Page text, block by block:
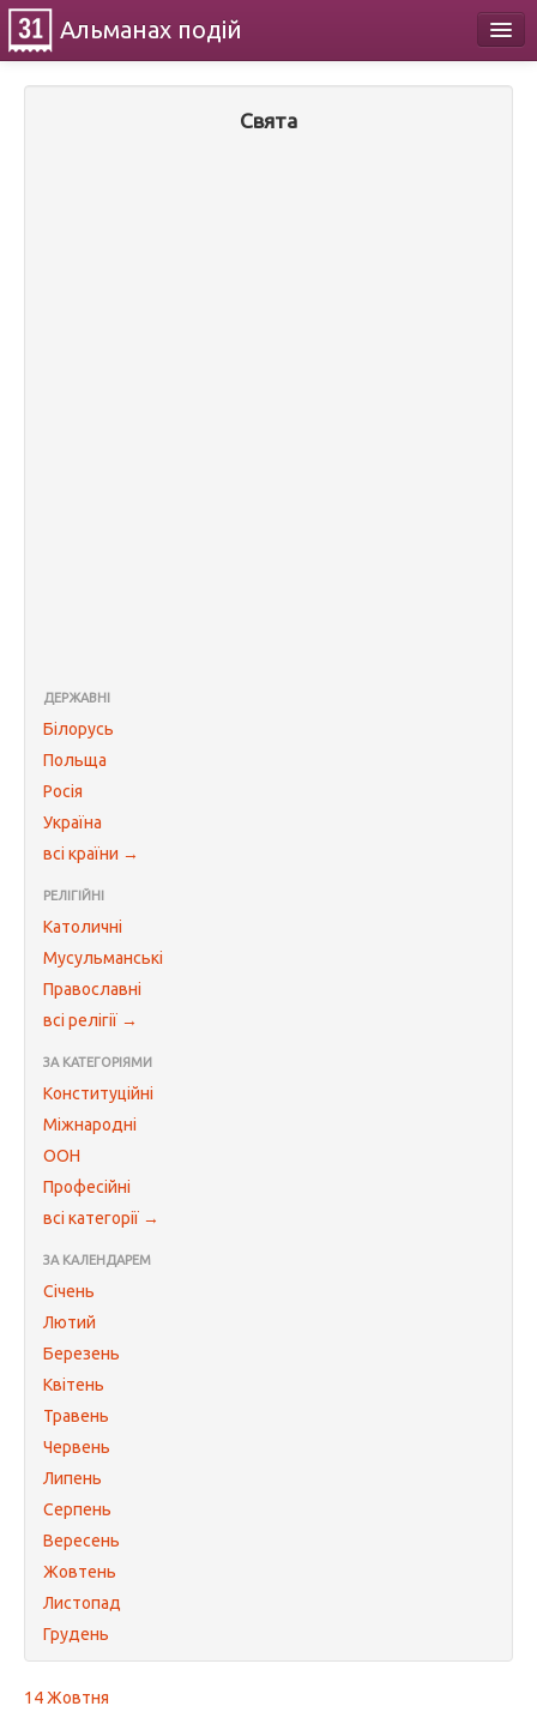
Альманах подій
Свята
ДЕРЖАВНІ
Білорусь
Польща
Росія
Україна
всі країни →
РЕЛІГІЙНІ
Католичні
Мусульманські
Православні
всі релігії →
ЗА КАТЕГОРІЯМИ
Конституційні
Міжнародні
ООН
Професійні
всі категорії →
ЗА КАЛЕНДАРЕМ
Січень
Лютий
Березень
Квітень
Травень
Червень
Липень
Серпень
Вересень
Жовтень
Листопад
Грудень
14 Жовтня